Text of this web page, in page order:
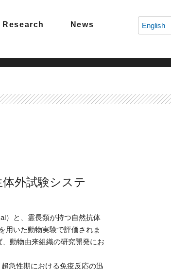
Research News English
外試験システ
）と、霊長類が持つ自然抗体
用いた動物実験で評価されま
動物由来組織の研究開発にお
急性期における免疫反応の迅